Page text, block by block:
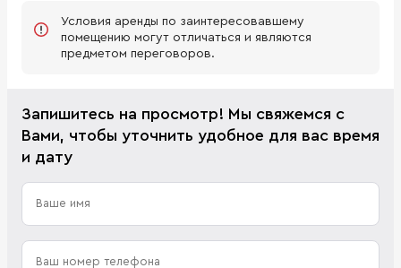
Условия аренды по заинтересовавшему
помещению могут отличаться и являются
предметом переговоров.
Запишитесь на просмотр! Мы свяжемся с
Вами, чтобы уточнить удобное для вас время
и дату